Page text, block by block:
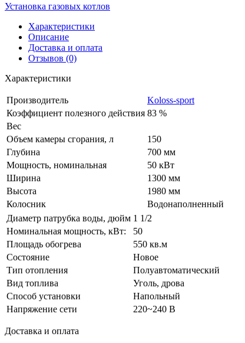
Установка газовых котлов
Характеристики
Описание
Доставка и оплата
Отзывов (0)
Характеристики
Производитель
Koloss-sport
Коэффициент полезного действия 83 %
Вес
Объем камеры сгорания, л
150
Глубина
700 мм
Мощность, номинальная
50 кВт
Ширина
1300 мм
Высота
1980 мм
Колосник
Водонаполненный
Диаметр патрубка воды, дюйм 1 1/2
Номинальная мощность, кВт:
50
Площадь обогрева
550 кв.м
Состояние
Новое
Тип отопления
Полуавтоматический
Вид топлива
Уголь, дрова
Способ установки
Напольный
Напряжение сети
220~240 В
Доставка и оплата